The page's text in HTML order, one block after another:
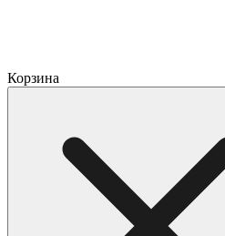
Корзина